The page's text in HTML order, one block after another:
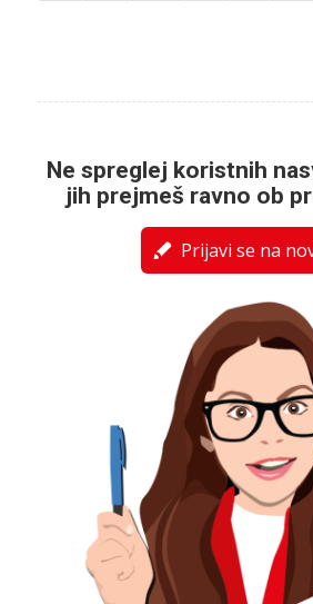
Ne spreglej koristnih
jih prejmeš ravno ob
Prijavi se na